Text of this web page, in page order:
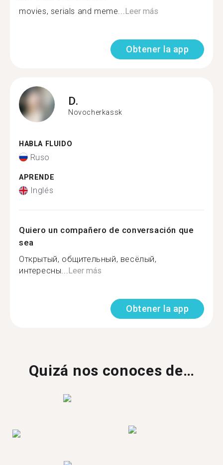
movies, serials and meme...Leer más
Obtener la app
D.
Novocherkassk
HABLA FLUIDO
Ruso
APRENDE
Inglés
Quiero un compañero de conversación que
sea
Открытый, общительный, весёлый,
интересны...Leer más
Obtener la app
Quizá nos conoces de…